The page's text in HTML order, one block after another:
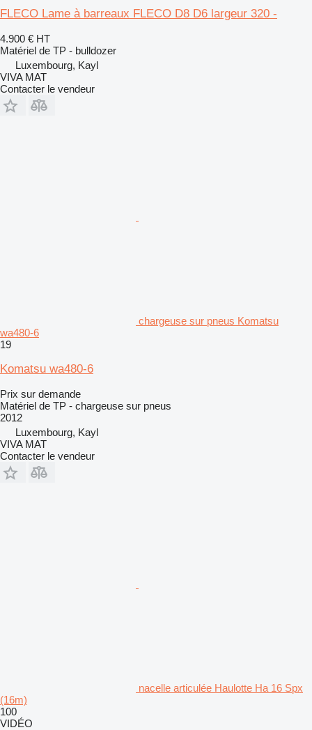
FLECO Lame à barreaux FLECO D8 D6 largeur 320 -
4.900 € HT
Matériel de TP - bulldozer
Luxembourg, Kayl
VIVA MAT
Contacter le vendeur
chargeuse sur pneus Komatsu
wa480-6
19
Komatsu wa480-6
Prix sur demande
Matériel de TP - chargeuse sur pneus
2012
Luxembourg, Kayl
VIVA MAT
Contacter le vendeur
nacelle articulée Haulotte Ha 16 Spx
(16m)
100
VIDÉO